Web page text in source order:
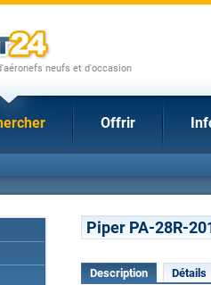
neufs et d'occasion
Offrir
Piper PA-28R-
Description Détails